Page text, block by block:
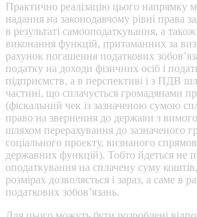
Практично реалізацію цього напрямку
надання на законодавчому рівні права
в результаті самооподаткування, а
виконання функцій, притаманних за
рахунок погашення податкових
податку на доходи фізичних осіб і
підприємств, а в перспективі і з ПДВ
частині, що сплачується громадянами
(фіскальний чек із зазначеною сумою
право на звернення до держави з
шляхом перерахування до зазначеного
соціального проекту, визнаного
державних функцій). Тобто йдеться не
оподаткування на сплачену суму
розмірах дозволяється і зараз, а саме в
податкових зобов’язань.